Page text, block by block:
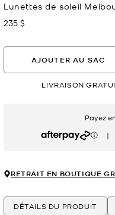
Lunettes de soleil
maintenant
235 $
AJOUTER AU SAC
LIVRAISON
Payez
Afterpay |
RETRAIT EN BOUTIQUE
DÉTAILS DU PRODUIT